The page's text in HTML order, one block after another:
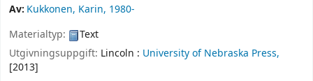
Av: Kukkonen, Karin, 1980-
Materialtyp:
Text
Utgivningsuppgift: Lincoln : University of Nebraska Press,
[2013]